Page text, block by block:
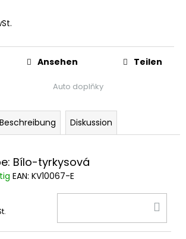
Auto doplňky
Ansehen Teilen
Beschreibung Diskussion
Bílo-tyrkysová
EAN: KV10067-E